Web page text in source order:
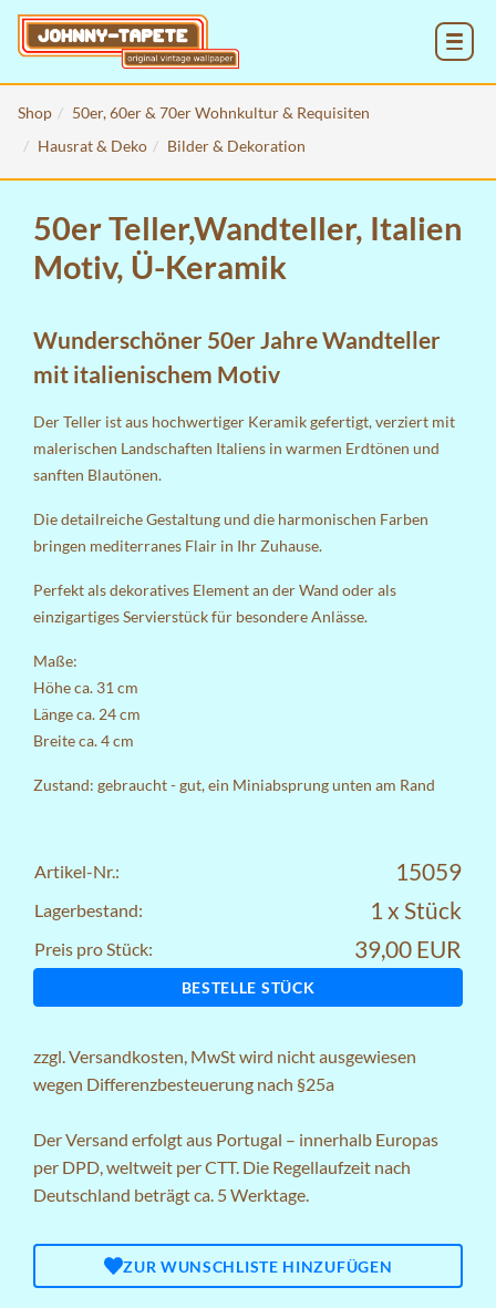
Shop
50er, 60er & 70er Wohnkultur & Requisiten
Hausrat & Deko
Bilder & Dekoration
50er Teller,Wandteller, Italien
Motiv, Ü-Keramik
Wunderschöner 50er Jahre Wandteller
mit italienischem Motiv
Der Teller ist aus hochwertiger Keramik gefertigt, verziert mit
malerischen Landschaften Italiens in warmen Erdtönen und
sanften Blautönen.
Die detailreiche Gestaltung und die harmonischen Farben
bringen mediterranes Flair in Ihr Zuhause.
Perfekt als dekoratives Element an der Wand oder als
einzigartiges Servierstück für besondere Anlässe.
Maße:
Höhe ca. 31 cm
Länge ca. 24 cm
Breite ca. 4 cm
Zustand: gebraucht - gut, ein Miniabsprung unten am Rand
Artikel-Nr.: 15059
Lagerbestand: 1 x Stück
Preis pro Stück: 39,00 EUR
BESTELLE STÜCK
zzgl.Versandkosten, MwSt wird nicht ausgewiesen
wegen Differenzbesteuerung nach §25a
Der Versand erfolgt aus Portugal – innerhalb Europas
per DPD, weltweit per CTT. Die Regellaufzeit nach
Deutschland beträgt ca. 5 Werktage.
ZUR WUNSCHLISTE HINZUFÜGEN